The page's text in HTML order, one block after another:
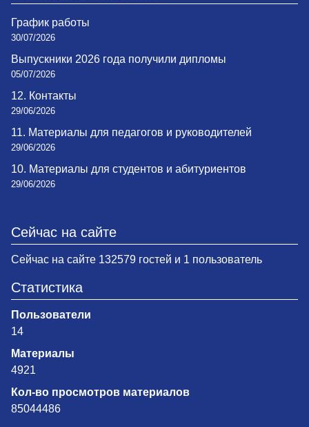
График работы
30/07/2026
Выпускники 2026 года получили дипломы
05/07/2026
12. Контакты
29/06/2026
11. Материалы для педагогов и руководителей
29/06/2026
10. Материалы для студентов и абитуриентов
29/06/2026
Сейчас на сайте
Сейчас на сайте 132579 гостей и 1 пользователь
Статистика
Пользователи
14
Материалы
4921
Кол-во просмотров материалов
85044486